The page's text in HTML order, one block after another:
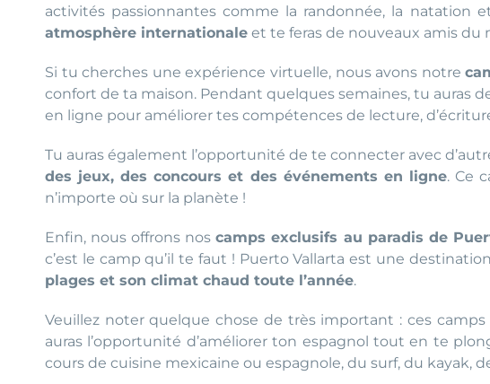
activités passionnantes comme la randonnée, la natation
atmosphère internationale et te feras de nouveaux amis du
Si tu cherches une expérience virtuelle, nous avons notre
confort de ta maison. Pendant quelques semaines, tu auras
en ligne pour améliorer tes compétences de lecture,
Tu auras également l’opportunité de te connecter avec
des jeux, des concours et des événements en ligne. Ce
n’importe où sur la planète !
Enfin, nous offrons noscamps exclusifs au paradis de
c’est le camp qu’il te faut ! Puerto Vallarta est une
plages et son climat chaud toute l’année.
Veuillez noter quelque chose de très important : ces
auras l’opportunité d’améliorer ton espagnol tout en te
cours de cuisine mexicaine ou espagnole, du surf, du kayak,